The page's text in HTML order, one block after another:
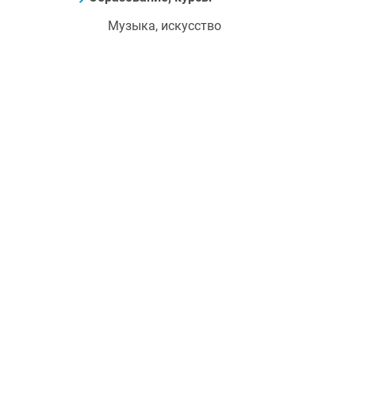
Музыка, искусство